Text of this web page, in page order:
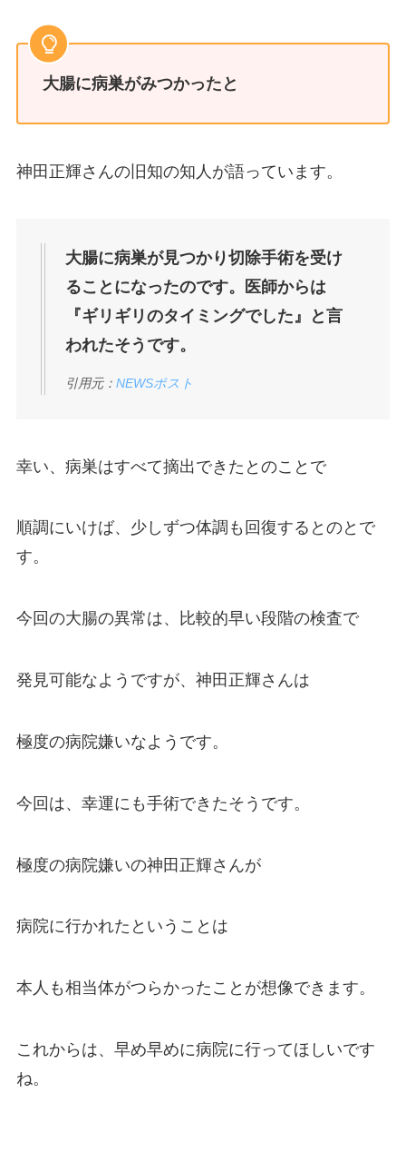
大腸に病巣がみつかったと
神田正輝さんの旧知の知人が語っています。
大腸に病巣が見つかり切除手術を受け
ることになったのです。医師からは
『ギリギリのタイミングでした』と言
われたそうです。
引用元： NEWSポスト
幸い、病巣はすべて摘出できたとのことで
順調にいけば、少しずつ体調も回復するとのとで
す。
今回の大腸の異常は、比較的早い段階の検査で
発見可能なようですが、神田正輝さんは
極度の病院嫌いなようです。
今回は、幸運にも手術できたそうです。
極度の病院嫌いの神田正輝さんが
病院に行かれたということは
本人も相当体がつらかったことが想像できます。
これからは、早め早めに病院に行ってほしいです
ね。